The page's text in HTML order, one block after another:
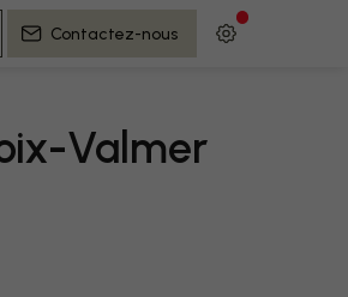
Contactez-nous
Valmer